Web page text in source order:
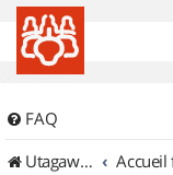
FAQ
UtagawaVTT (Randos VTT et VTTAE avec traces GPS)